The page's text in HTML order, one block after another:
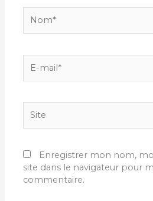
mail*
Enregistrer mon nom,
site dans le navigateur pour
commentaire.